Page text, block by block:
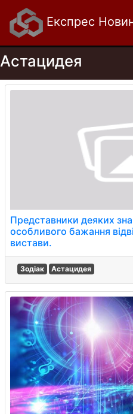
Експрес
Астацидея
Представники деяких
особливого бажання
вистави.
Зодіак Астацидея